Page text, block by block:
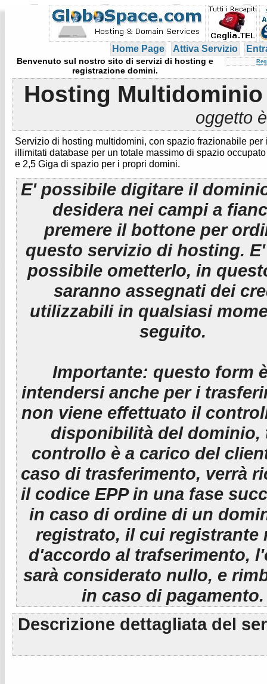
Home Page Attiva Servizio
Benvenuto sul nostro sito di servizi di hosting e
registrazione domini.
Hosting
oggetto
Servizio di hosting multidomini, con spazio frazionabile per
illimitati database per un totale massimo di spazio
e 2,5 Giga di spazio per i propri domini.
E' possibile digitare il
desidera nei campi a
premere il bottone per
questo servizio di hosting.
possibile ometterlo, in
saranno assegnati dei
utilizzabili in qualsiasi
seguito.
Importante: questo form
intendersi anche per i
non viene effettuato il
disponibilità del dominio,
controllo è a carico del
caso di trasferimento, verrà
il codice EPP in una fase
in caso di ordine di un
registrato, il cui registrante
d'accordo al trafserimento,
sarà considerato nullo, e
in caso di pagamento.
Descrizione dettagliata del